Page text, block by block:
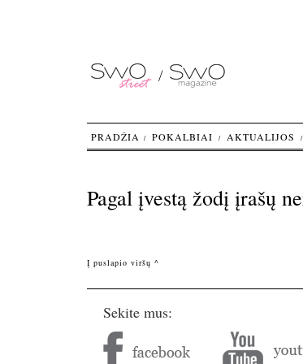
Pagal įvestą žodį įrašų
PRADŽIA POKALBIAI AKTUALIJOS
Į puslapio viršų ^
Sekite mus: